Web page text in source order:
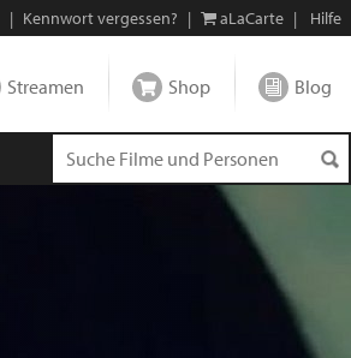
| Kennwort vergessen? | aLaCarte | Hilfe
Streamen Shop Blog